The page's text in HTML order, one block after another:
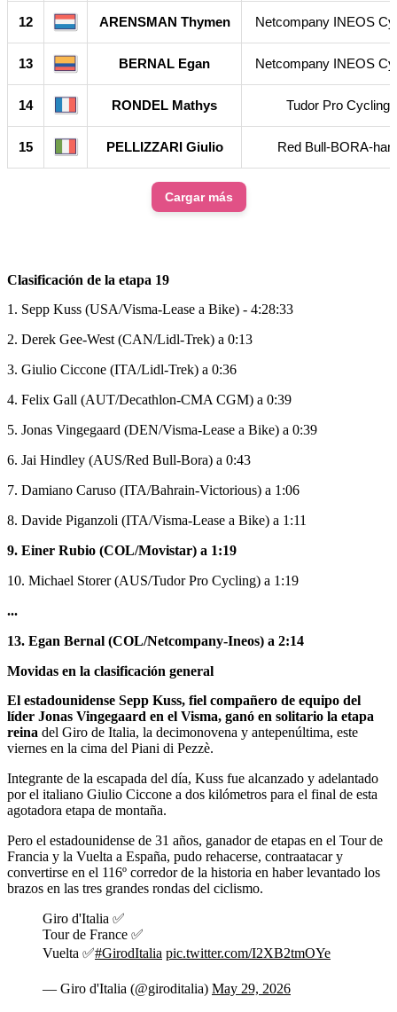
12 ARENSMAN Thymen Netcompany INEOS
13 BERNAL Egan Netcompany INEOS
14 RONDEL Mathys Tudor Pro Cycling
15 PELLIZZARI Giulio Red Bull-BORA-
Cargar más
Clasificación de la etapa 19
1. Sepp Kuss (USA/Visma-Lease a Bike) - 4:28:33
2. Derek Gee-West (CAN/Lidl-Trek) a 0:13
3. Giulio Ciccone (ITA/Lidl-Trek) a 0:36
4. Felix Gall (AUT/Decathlon-CMA CGM) a 0:39
5. Jonas Vingegaard (DEN/Visma-Lease a Bike) a 0:39
6. Jai Hindley (AUS/Red Bull-Bora) a 0:43
7. Damiano Caruso (ITA/Bahrain-Victorious) a 1:06
8. Davide Piganzoli (ITA/Visma-Lease a Bike) a 1:11
9. Einer Rubio (COL/Movistar) a 1:19
10. Michael Storer (AUS/Tudor Pro Cycling) a 1:19
...
13. Egan Bernal (COL/Netcompany-Ineos) a 2:14
Movidas en la clasificación general
El estadounidense Sepp Kuss, fiel compañero de equipo del
líder Jonas Vingegaard en el Visma, ganó en solitario la etapa
reina del Giro de Italia, la decimonovena y antepenúltima, este
viernes en la cima del Piani di Pezzè.
Integrante de la escapada del día, Kuss fue alcanzado y adelantado
por el italiano Giulio Ciccone a dos kilómetros para el final de esta
agotadora etapa de montaña.
Pero el estadounidense de 31 años, ganador de etapas en el Tour de
Francia y la Vuelta a España, pudo rehacerse, contraatacar y
convertirse en el 116º corredor de la historia en haber levantado los
brazos en las tres grandes rondas del ciclismo.
Giro d'Italia ✅
Tour de France ✅
Vuelta ✅#GirodItalia pic.twitter.com/I2XB2tmOYe
— Giro d'Italia (@giroditalia) May 29, 2026